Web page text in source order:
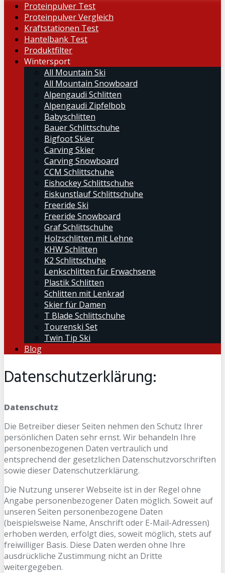
Proteinpulver Test
Proteinpulver Vergleich
Kraftstationen Test
Hantelbank Test
Produktfilter
Wintersport
All Mountain Ski
All Mountain Snowboard
Alpengaudi Schlitten
Alpengaudi Zipfelbob
Babyschlitten
Bauer Schlittschuhe
Bigfoot Skier
Carving Skier
Carving Snowboard
CCM Schlittschuhe
Eishockey Schlittschuhe
Eiskunstlauf Schlittschuhe
Freeride Ski
Freeride Snowboard
Graf Schlittschuhe
Holzschlitten mit Lehne
KHW Schlitten
K2 Schlittschuhe
Lenkschlitten für Erwachsene
Plastik Schlitten
Schlitten mit Lenkrad
Skier für Damen
T Blade Schlittschuhe
Tourenski Set
Twin Tip Ski
Blog
Datenschutzerklärung:
Datenschutz
Die Betreiber dieser Seiten nehmen den Schutz Ihrer
persönlichen Daten sehr ernst. Wir behandeln Ihre
personenbezogenen Daten vertraulich und
entsprechend der gesetzlichen Datenschutzvorschriften
sowie dieser Datenschutzerklärung.
Die Nutzung unserer Webseite ist in der Regel ohne
Angabe personenbezogener Daten möglich. Soweit auf
unseren Seiten personenbezogene Daten
(beispielsweise Name, Anschrift oder E-Mail-Adressen)
erhoben werden, erfolgt dies, soweit möglich, stets auf
freiwilliger Basis. Diese Daten werden ohne Ihre
ausdrückliche Zustimmung nicht an Dritte
weitergegeben.